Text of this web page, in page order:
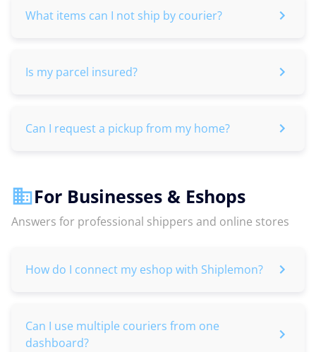
What items can I not ship by courier?
Is my parcel insured?
Can I request a pickup from my home?
For Businesses & Eshops
Answers for professional shippers and online stores
How do I connect my eshop with Shiplemon?
Can I use multiple couriers from one
dashboard?